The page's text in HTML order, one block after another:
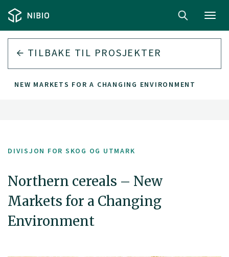
TILBAKE TIL PROSJEKTER
– NEW MARKETS FOR A CHANGING ENVIRONMENT
DIVISJON FOR SKOG OG UTMARK
Northern cereals – New
Markets for a Changing
Environment